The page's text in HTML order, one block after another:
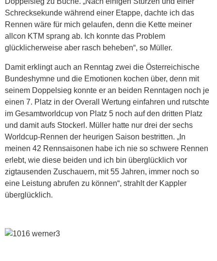
Schrecksekunde während einer Etappe, dachte ich das
Rennen wäre für mich gelaufen, denn die Kette meiner
allcon KTM sprang ab. Ich konnte das Problem
glücklicherweise aber rasch beheben“, so Müller.
Damit erklingt auch an Renntag zwei die Österreichische
Bundeshymne und die Emotionen kochen über, denn mit
seinem Doppelsieg konnte er an beiden Renntagen noch je
einen 7. Platz in der Overall Wertung einfahren und rutschte
im Gesamtworldcup von Platz 5 noch auf den dritten Platz
und damit aufs Stockerl. Müller hatte nur drei der sechs
Worldcup-Rennen der heurigen Saison bestritten. „In
meinen 42 Rennsaisonen habe ich nie so schwere Rennen
erlebt, wie diese beiden und ich bin überglücklich vor
zigtausenden Zuschauern, mit 55 Jahren, immer noch so
eine Leistung abrufen zu können“, strahlt der Kappler
überglücklich.